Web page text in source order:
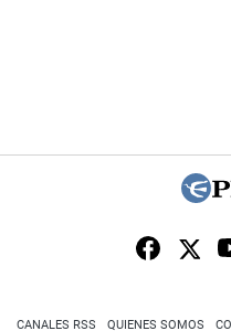
CANALES RSS QUIENES SOMOS